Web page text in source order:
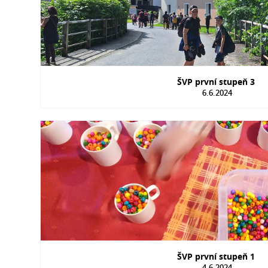
ŠVP první stupeň 3
6.6.2024
ŠVP první stupeň 1